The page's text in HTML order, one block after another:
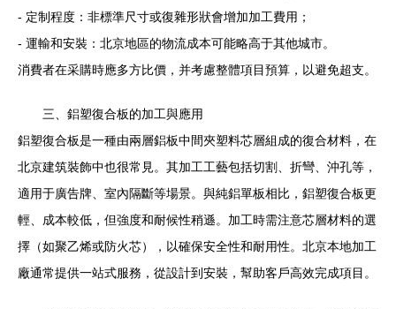
- 定制程度：非標準尺寸或復雜形狀會增加加工費用；
- 運輸和安裝：北京地區的物流成本可能略高于其他城市。
消費者在采購時應多方比價，并考慮整體項目預算，以避免超支。
三、鋁塑復合板的加工與應用
鋁塑復合板是一種由兩層鋁板中間夾塑料芯層組成的復合材料，在
北京建筑裝飾中也很常見。其加工工藝包括切割、折彎、沖孔等，
適用于廣告牌、室內隔斷等場景。與純鋁單板相比，鋁塑復合板更
輕、成本較低，但強度和耐候性稍遜。加工時需注意芯層材料的選
擇（如聚乙烯或防火芯），以確保安全性和耐用性。北京本地加工
廠通常提供一站式服務，從設計到安裝，幫助客戶高效完成項目。